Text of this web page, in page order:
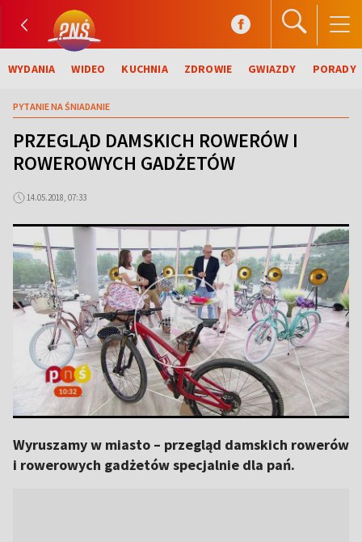
WYDANIA WIDEO KUCHNIA ZDROWIE GWIAZDY PORADY
PYTANIE NA ŚNIADANIE
PRZEGLĄD DAMSKICH ROWERÓW I
ROWEROWYCH GADŻETÓW
14.05.2018, 07:33
Wyruszamy w miasto – przegląd damskich rowerów
i rowerowych gadżetów specjalnie dla pań.